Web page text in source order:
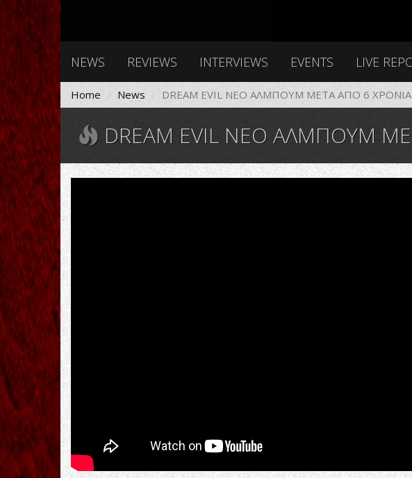
NEWS REVIEWS INTERVIEWS EVENTS LIVE
Home News DREAM EVIL ΝΕΟ ΑΛΜΠΟΥΜ ΜΕΤΑ ΑΠΟ 6 ΧΡΟΝΙΑ
DREAM EVIL ΝΕΟ ΑΛΜΠΟΥΜ
DREAM
EVIL
-
SIX
(Album
Trailer)